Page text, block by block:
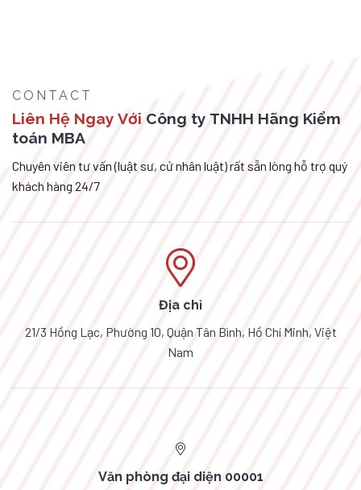
CONTACT
Liên Hệ Ngay Với Công ty TNHH Hãng Kiểm
toán MBA
Chuyên viên tư vấn (luật sư, cử nhân luật) rất sẵn lòng hỗ trợ quý
khách hàng 24/7
Địa chỉ
21/3 Hồng Lạc, Phường 10, Quận Tân Bình, Hồ Chí Minh, Việt
Nam
Văn phòng đại diện 00001